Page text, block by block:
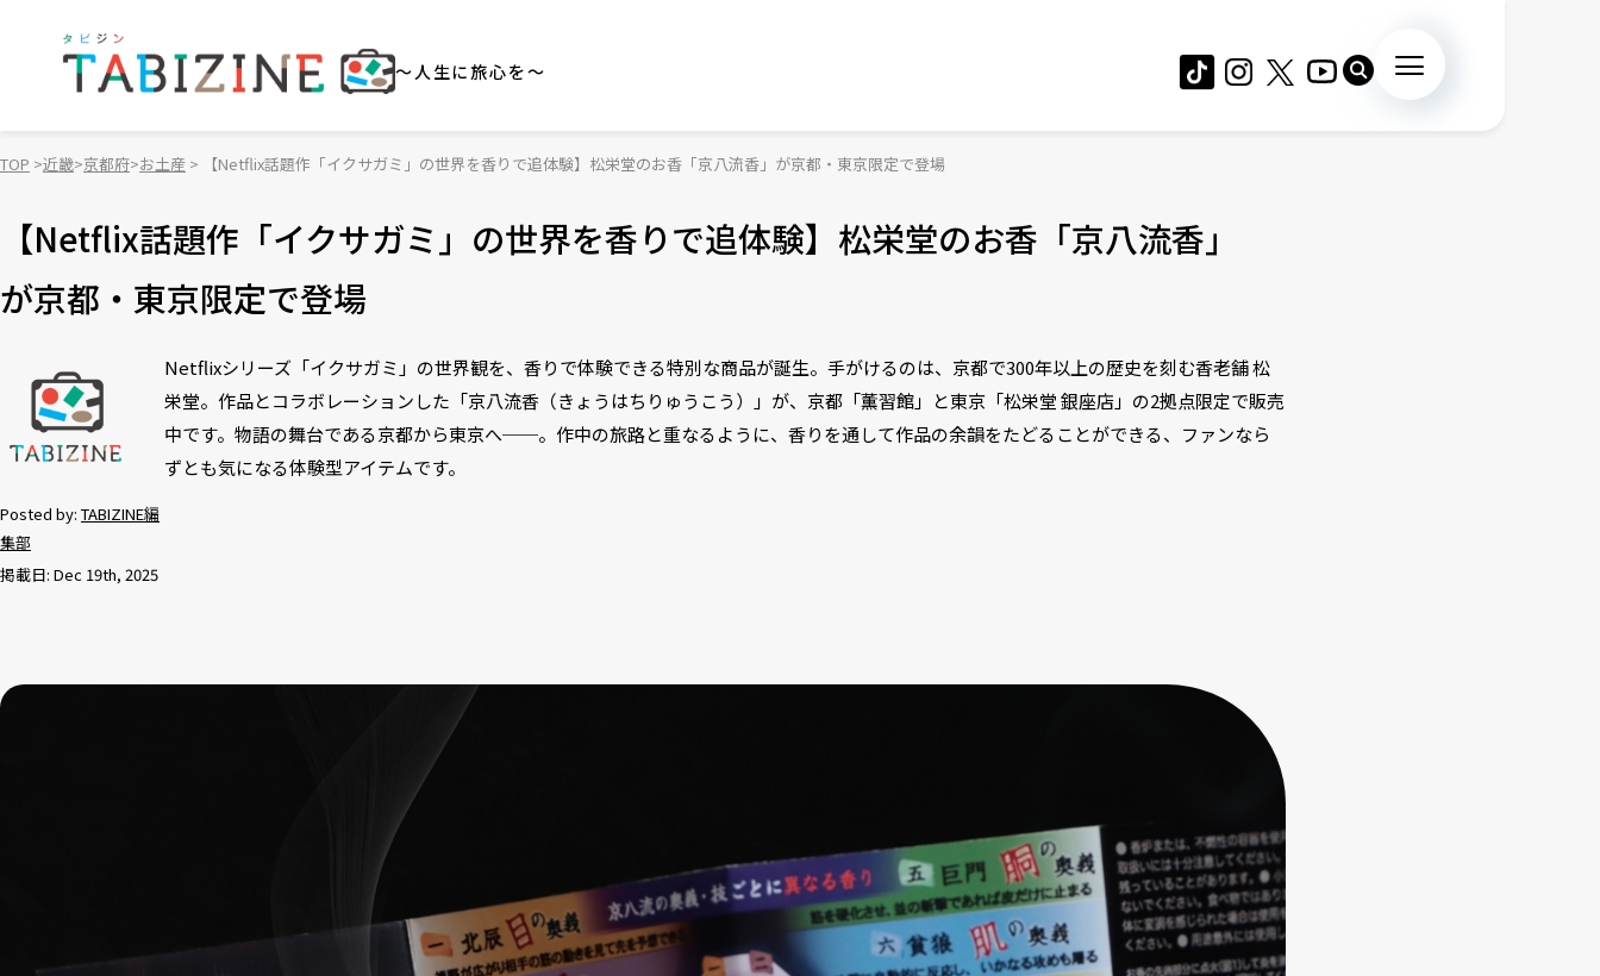
～人生に旅心を～
TOP 近畿 京都府 お土産 【Netflix話題作「イクサガミ」の世界を香りで追体験】松栄堂のお香「京八流香」が京都・東京限定で登場
【Netflix話題作「イクサガミ」の世界を香りで追体験】松栄堂のお香「京八流香」
が京都・東京限定で登場
Posted by: TABIZINE編
集部
掲載日: Dec 19th, 2025
Netflixシリーズ「イクサガミ」の世界観を、香りで体験できる特別な商品が誕生。手がけるのは、京都で300年以上の歴史を刻む香老舗 松
栄堂。作品とコラボレーションした「京八流香（きょうはちりゅうこう）」が、京都「薫習館」と東京「松栄堂 銀座店」の2拠点限定で販売
中です。物語の舞台である京都から東京へ──。作中の旅路と重なるように、香りを通して作品の余韻をたどることができる、ファンなら
ずとも気になる体験型アイテムです。